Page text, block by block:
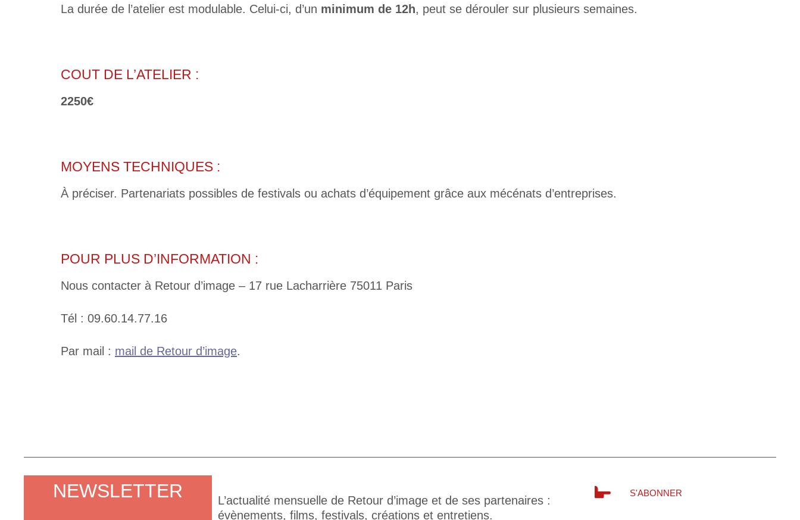
La durée de l’atelier est modulable. Celui-ci, d’un minimum de 12h, peut se dérouler sur plusieurs semaines.
COUT DE L’ATELIER :
2250€
MOYENS TECHNIQUES :
À préciser. Partenariats possibles de festivals ou achats d’équipement grâce aux mécénats d’entreprises.
POUR PLUS D’INFORMATION :
Nous contacter à Retour d’image – 17 rue Lacharrière 75011 Paris
Tél : 09.60.14.77.16
Par mail : mail de Retour d’image.
NEWSLETTER
L’actualité mensuelle de Retour d’image et de ses partenaires :
évènements, films, festivals, créations et entretiens.
S'ABONNER